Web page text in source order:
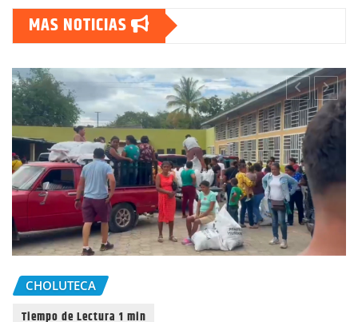
MAS NOTICIAS
CHOLUTECA